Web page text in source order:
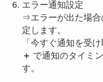
エラー通知設定
⇒エラーが出た場合
定します。
「今すぐ通知を受
＋ で通知のタイミ
す。